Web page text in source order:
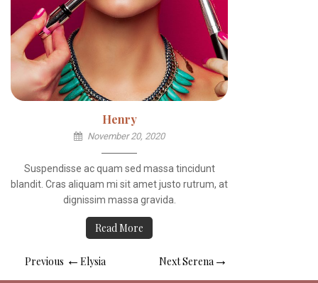
Henry
November 20, 2020
Suspendisse ac quam sed massa tincidunt
blandit. Cras aliquam mi sit amet justo rutrum, at
dignissim massa gravida.
Read More
Post
Previous
Previous Elysia
Next
NextSerena